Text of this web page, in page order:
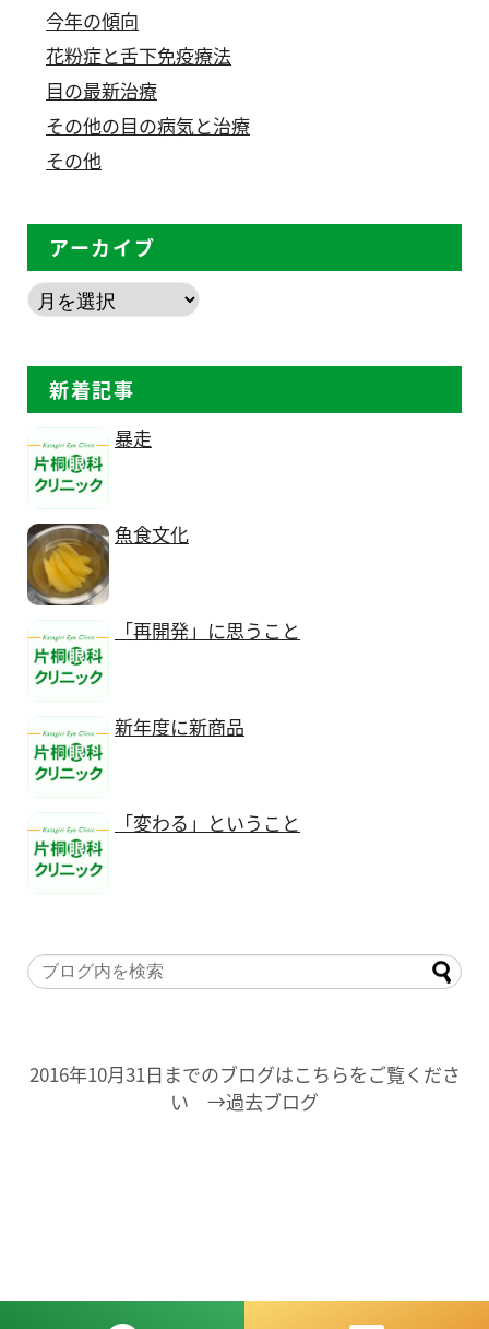
今年の傾向
花粉症と舌下免疫療法
目の最新治療
その他の目の病気と治療
その他
アーカイブ
新着記事
暴走
魚食文化
「再開発」に思うこと
新年度に新商品
「変わる」ということ
2016年10月31日までのブログはこちらをご覧くださ
い →過去ブログ